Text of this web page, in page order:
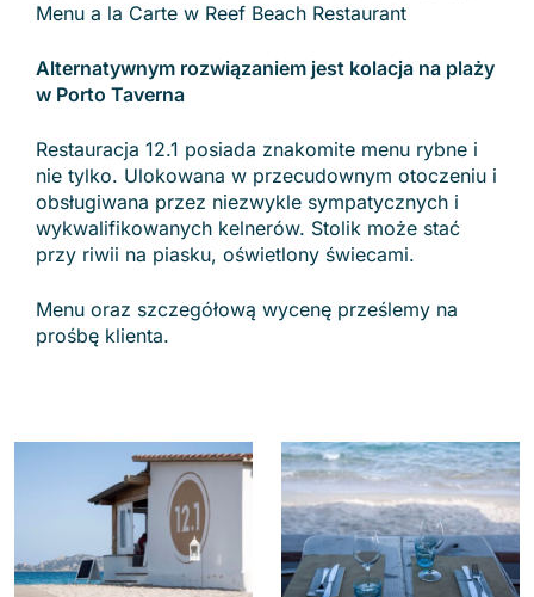
Menu a la Carte w Reef Beach Restaurant
Alternatywnym rozwiązaniem jest kolacja na plaży
w Porto Taverna
Restauracja 12.1 posiada znakomite menu rybne i
nie tylko. Ulokowana w przecudownym otoczeniu i
obsługiwana przez niezwykle sympatycznych i
wykwalifikowanych kelnerów. Stolik może stać
przy riwii na piasku, oświetlony świecami.
Menu oraz szczegółową wycenę prześlemy na
prośbę klienta.